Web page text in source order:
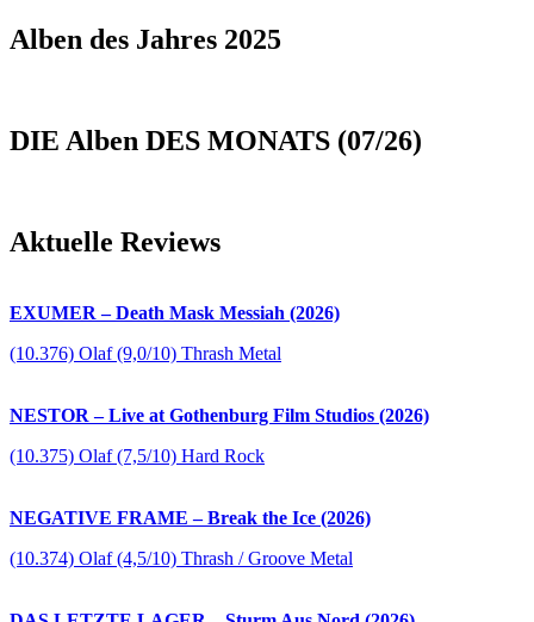
Alben des Jahres 2025
DIE Alben DES MONATS (07/26)
Aktuelle Reviews
EXUMER – Death Mask Messiah (2026)
(10.376) Olaf (9,0/10) Thrash Metal
NESTOR – Live at Gothenburg Film Studios (2026)
(10.375) Olaf (7,5/10) Hard Rock
NEGATIVE FRAME – Break the Ice (2026)
(10.374) Olaf (4,5/10) Thrash / Groove Metal